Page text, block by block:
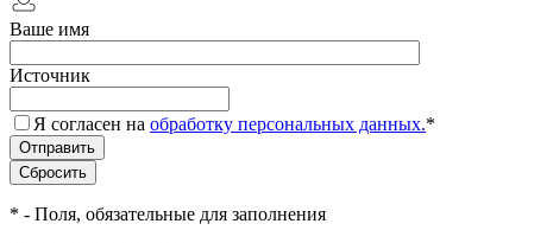
Ваше имя
Источник
Я согласен на обработку персональных данных.*
* - Поля, обязательные для заполнения